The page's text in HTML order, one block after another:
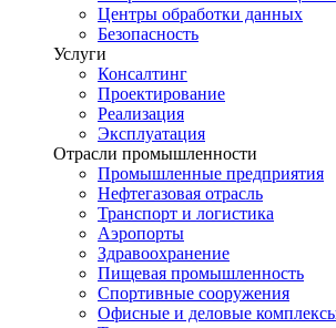
Центры обработки данных
Безопасность
Услуги
Консалтинг
Проектирование
Реализация
Эксплуатация
Отрасли промышленности
Промышленные предприятия
Нефтегазовая отрасль
Транспорт и логистика
Аэропорты
Здравоохранение
Пищевая промышленность
Спортивные сооружения
Офисные и деловые